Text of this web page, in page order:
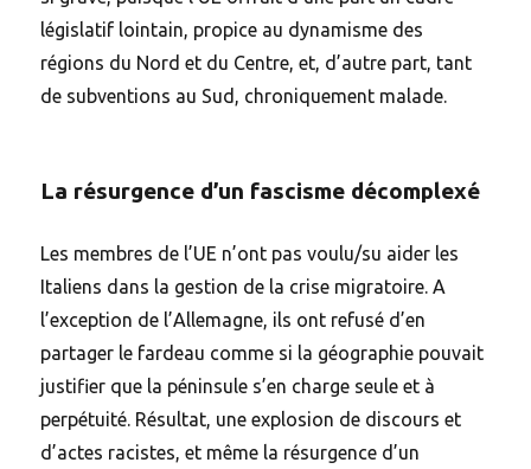
législatif lointain, propice au dynamisme des
régions du Nord et du Centre, et, d’autre part, tant
de subventions au Sud, chroniquement malade.
La résurgence d’un fascisme décomplexé
Les membres de l’UE n’ont pas voulu/su aider les
Italiens dans la gestion de la crise migratoire. A
l’exception de l’Allemagne, ils ont refusé d’en
partager le fardeau comme si la géographie pouvait
justifier que la péninsule s’en charge seule et à
perpétuité. Résultat, une explosion de discours et
d’actes racistes, et même la résurgence d’un